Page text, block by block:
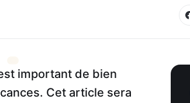
important de bien
Cet article sera